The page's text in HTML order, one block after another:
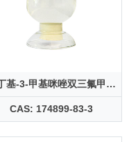
基-3-甲基咪唑双三氟甲磺
酰亚胺盐
CAS: 174899-83-3